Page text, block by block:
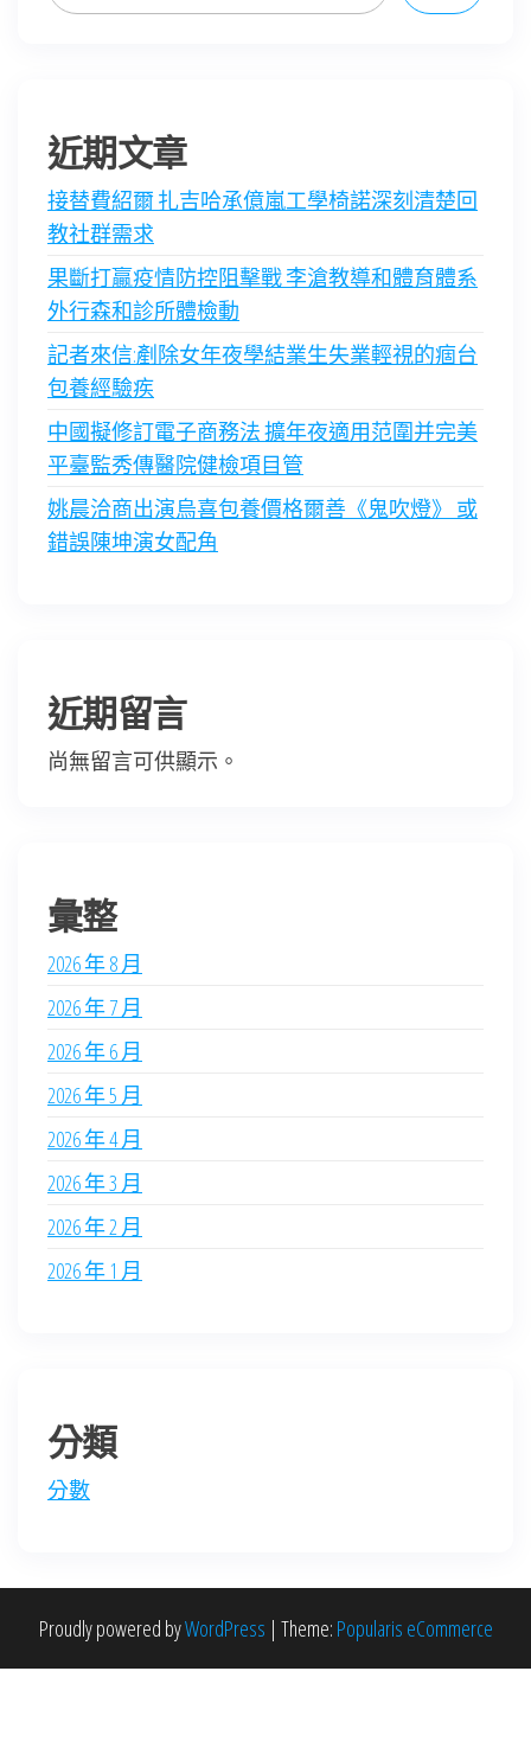
近期文章
接替費紹爾 扎吉哈承億嵐工學椅諾深刻清楚回
教社群需求
果斷打贏疫情防控阻擊戰 李滄教導和體育體系
外行森和診所體檢動
記者來信:剷除女年夜學結業生失業輕視的痼台
包養經驗疾
中國擬修訂電子商務法 擴年夜適用范圍并完美
平臺監秀傳醫院健檢項目管
姚晨洽商出演烏喜包養價格爾善《鬼吹燈》 或
錯誤陳坤演女配角
近期留言
尚無留言可供顯示。
彙整
2026 年 8 月
2026 年 7 月
2026 年 6 月
2026 年 5 月
2026 年 4 月
2026 年 3 月
2026 年 2 月
2026 年 1 月
分類
分數
Proudly powered byWordPress | Theme: Popularis eCommerce